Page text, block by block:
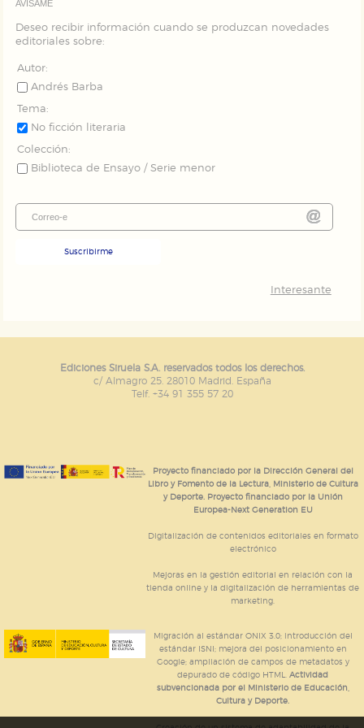
AVÍSAME
Deseo recibir información cuando se produzcan novedades
editoriales sobre:
Autor:
Andrés Barba
Tema:
No ficción literaria
Colección:
Biblioteca de Ensayo / Serie menor
Suscribirme
Interesante
Ediciones Siruela S.A. reservados todos los derechos.
c/ Almagro 25. 28010 Madrid. España
Telf. +34 91 355 57 20
Proyecto financiado por la Dirección General del
Libro y Fomento de la Lectura, Ministerio de Cultura
y Deporte. Proyecto financiado por la Unión
Europea-Next Generation EU
Digitalización de contenidos editoriales en formato
electrónico
Mejoras en la gestión editorial en relación con la
tienda online y la digitalización de herramientas de
marketing.
Migración al estándar ONIX 3.0; introducción del
estándar ISNI; mejora del posicionamiento en
Google; ampliación de campos de metadatos y
depurado de código HTML.Actividad
subvencionada por el Ministerio de Educación,
Cultura y Deporte.